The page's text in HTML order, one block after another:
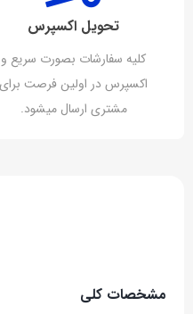
تحویل اکسپرس
کلیه سفارشات بصورت سریع و
اکسپرس در اولین فرصت برای
مشتری ارسال میشود.
مشخصات کلی